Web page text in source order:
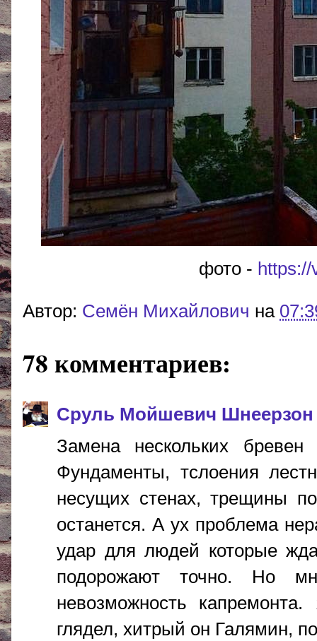
фото - https://
Автор: Cемён Михайлович на
78 комментариев:
Сруль Мойшевич Шнеерзон
Замена нескольких
Фундаменты, тслоения
несущих стенах, трещины
останется. А ух проблема
удар для людей которые
подорожают точно. Но
невозможность
глядел, хитрый он Галямин,